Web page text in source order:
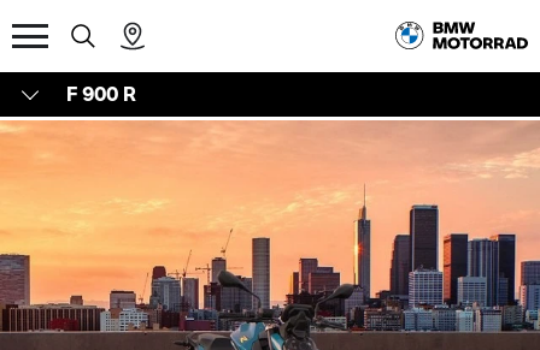
F 900 R